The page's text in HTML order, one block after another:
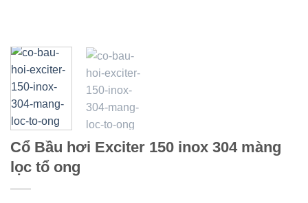
Cổ Bầu hơi Exciter 150 inox 304 màng
lọc tổ ong